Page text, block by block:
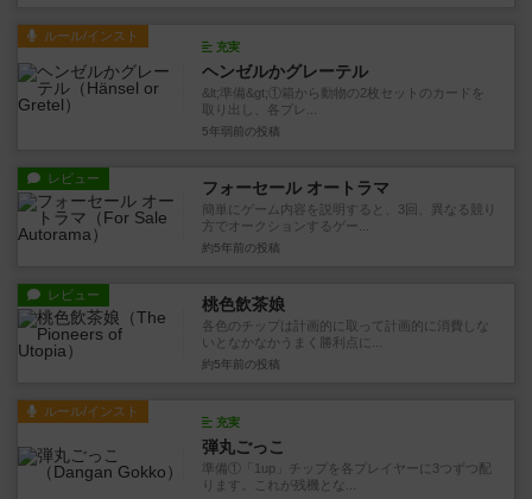
ルール/インスト
充実
ヘンゼルかグレーテル
&lt;準備&gt;①箱から動物の2枚セットのカードを
取り出し、各プレ...
5年弱前 の投稿
レビュー フォーセール オートラマ
簡単にゲーム内容を説明すると、3回、異なる競り
方でオークションするゲー...
約5年前 の投稿
レビュー 桃色飲茶娘
各色のチップは計画的に取って計画的に消費しな
いとなかなかうまく勝利点に...
約5年前 の投稿
ルール/インスト
充実
弾丸ごっこ
準備①「1up」チップを各プレイヤーに3つずつ配
ります。これが残機とな...